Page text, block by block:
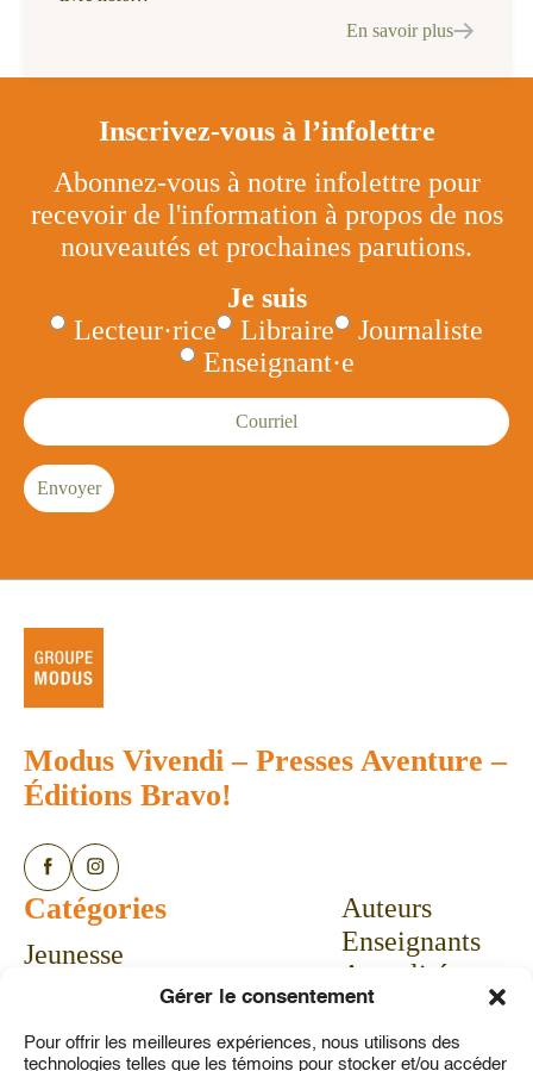
Gérer le consentement
Pour offrir les meilleures expériences, nous utilisons des
technologies telles que les témoins pour stocker et/ou accéder
En savoir plus
Inscrivez-vous à l’infolettre
Abonnez-vous à notre infolettre pour
recevoir de l'information à propos de nos
nouveautés et prochaines parutions.
Je suis
Lecteur·rice
Libraire
Journaliste
Enseignant·e
Courriel
Envoyer
Modus Vivendi – Presses Aventure –
Éditions Bravo!
Catégories
Jeunesse
Bandes dessinées
Vie pratique
Auteurs
Enseignants
Actualités
Calendrier
Communiqués